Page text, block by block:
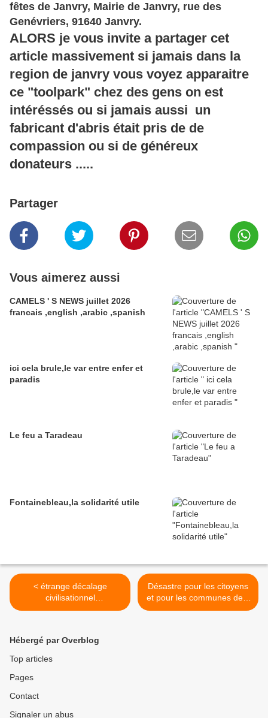
fêtes de Janvry, Mairie de Janvry, rue des
Genévriers, 91640 Janvry.
ALORS je vous invite a partager cet
article massivement si jamais dans la
region de janvry vous voyez apparaitre
ce "toolpark" chez des gens on est
intéréssés ou si jamais aussi un
fabricant d'abris était pris de de
compassion ou si de généreux
donateurs .....
Partager
Vous aimerez aussi
CAMELS ' S NEWS juillet 2026
francais ,english ,arabic ,spanish
ici cela brule,le var entre enfer et
paradis
Le feu a Taradeau
Fontainebleau,la solidarité utile
< étrange décalage
civilisationnel
égypte/europe
Désastre pour les citoyens
et pour les communes de «
l’économie d’échelle » et de
Hébergé par Overblog
Top articles
Pages
Contact
Signaler un abus